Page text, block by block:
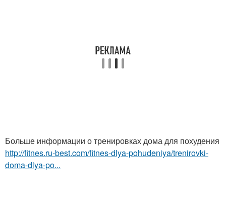
Больше информации о тренировках дома для похудения
http://fitnes.ru-best.com/fitnes-dlya-pohudeniya/trenirovki-
doma-dlya-po...